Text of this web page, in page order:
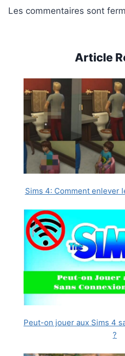
Les commentaires sont
Article
Sims 4: Comment enlever
Peut-on jouer aux Sims 4
?